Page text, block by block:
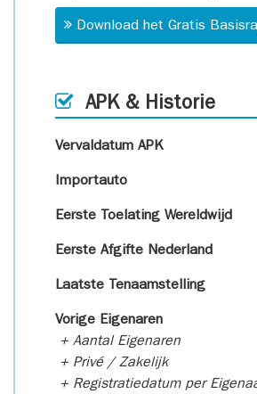
Download het Gratis
APK & Historie
Vervaldatum APK
Importauto
Eerste Toelating Wereldwijd
Eerste Afgifte Nederland
Laatste Tenaamstelling
Vorige Eigenaren
+ Aantal Eigenaren
+ Privé / Zakelijk
+ Registratiedatum per